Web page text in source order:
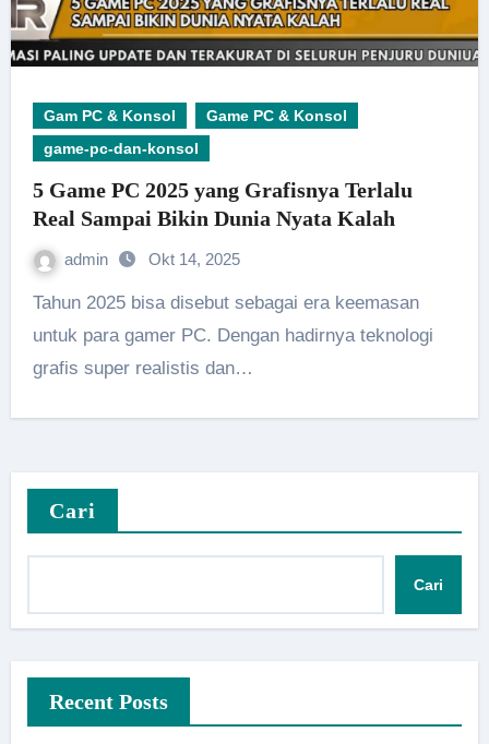
Gam PC & Konsol
Game PC & Konsol
game-pc-dan-konsol
5 Game PC 2025 yang Grafisnya Terlalu
Real Sampai Bikin Dunia Nyata Kalah
admin Okt 14, 2025
Tahun 2025 bisa disebut sebagai era keemasan
untuk para gamer PC. Dengan hadirnya teknologi
grafis super realistis dan…
Cari
Cari
Recent Posts